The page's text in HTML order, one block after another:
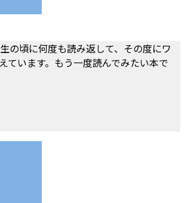
の頃に何度も読み返して、その度にワ
ています。もう一度読んでみたい本で